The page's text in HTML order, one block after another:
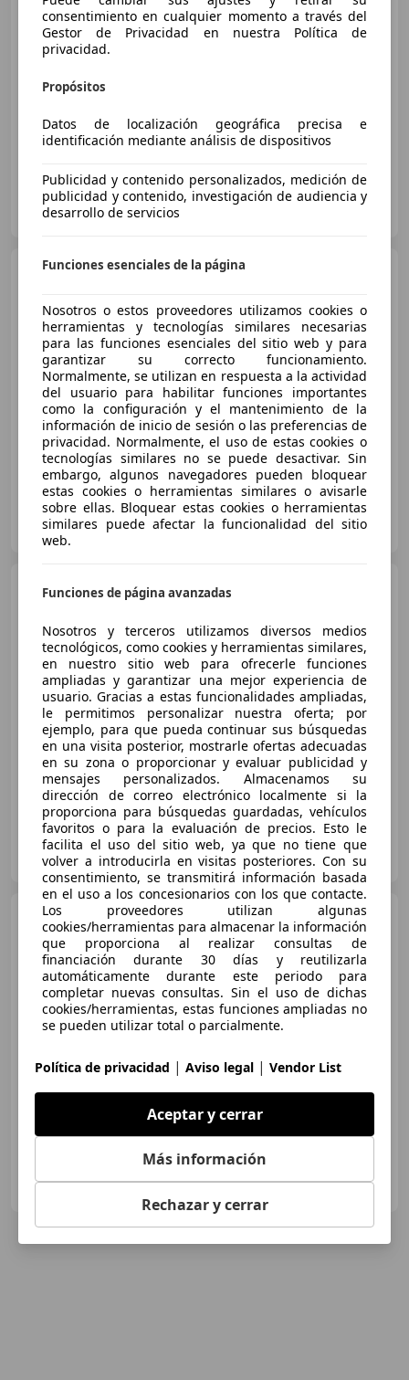
€ 10.990
01/2014
Mia Cher Cars Tarragona
ES-43830 TORREDEMBARRA
BMW X1
€ 21.790
Buen precio
03/2022 54.136 km Diésel
110 kW (150 CV)
¡STOCK FUERA! Hasta -45% dto sobre financiación!
CLICARS MADRID
ES-28021 MADRID
BMW X1
€ 15.990
Precio justo
12/2018 169.347 km Diésel
110 kW (150 CV)
Bosch Automobils
ES-08339 VILASSAR DE DALT
BMW X1 xDrive 18d
€ 10.590 1
Buenprecio
10/2011 148.054 km Diésel
105 kW (143 CV)
ES-08700 Igualada
consentimiento en cualquier momento a través del
Gestor de Privacidad en nuestra Política de
privacidad.
Propósitos
Datos de localización geográfica precisa e
identificación mediante análisis de dispositivos
Publicidad y contenido personalizados, medición de
publicidad y contenido, investigación de audiencia y
desarrollo de servicios
Funciones esenciales de la página
Nosotros o estos proveedores utilizamos cookies o
herramientas y tecnologías similares necesarias
para las funciones esenciales del sitio web y para
garantizar su correcto funcionamiento.
Normalmente, se utilizan en respuesta a la actividad
del usuario para habilitar funciones importantes
como la configuración y el mantenimiento de la
información de inicio de sesión o las preferencias de
privacidad. Normalmente, el uso de estas cookies o
tecnologías similares no se puede desactivar. Sin
embargo, algunos navegadores pueden bloquear
estas cookies o herramientas similares o avisarle
sobre ellas. Bloquear estas cookies o herramientas
similares puede afectar la funcionalidad del sitio
web.
Funciones de página avanzadas
Nosotros y terceros utilizamos diversos medios
tecnológicos, como cookies y herramientas similares,
en nuestro sitio web para ofrecerle funciones
ampliadas y garantizar una mejor experiencia de
usuario. Gracias a estas funcionalidades ampliadas,
le permitimos personalizar nuestra oferta; por
ejemplo, para que pueda continuar sus búsquedas
en una visita posterior, mostrarle ofertas adecuadas
en su zona o proporcionar y evaluar publicidad y
mensajes personalizados. Almacenamos su
dirección de correo electrónico localmente si la
proporciona para búsquedas guardadas, vehículos
favoritos o para la evaluación de precios. Esto le
facilita el uso del sitio web, ya que no tiene que
volver a introducirla en visitas posteriores. Con su
consentimiento, se transmitirá información basada
en el uso a los concesionarios con los que contacte.
Los proveedores utilizan algunas
cookies/herramientas para almacenar la información
que proporciona al realizar consultas de
financiación durante 30 días y reutilizarla
automáticamente durante este periodo para
completar nuevas consultas. Sin el uso de dichas
cookies/herramientas, estas funciones ampliadas no
se pueden utilizar total o parcialmente.
Política de privacidad | Aviso legal | Vendor List
Aceptar y cerrar
Más información
Rechazar y cerrar